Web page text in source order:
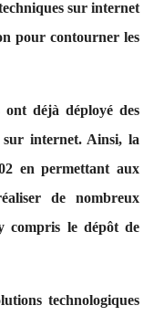
sur internet
pour contourner les
ont déjà déployé des
sur internet. Ainsi, la
en permettant aux
de nombreux
compris le dépôt de
technologiques